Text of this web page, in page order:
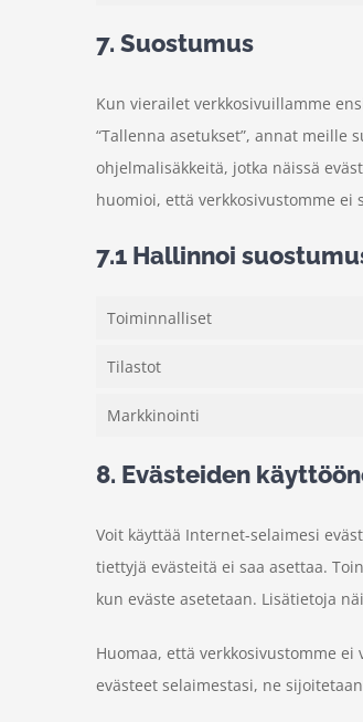
7. Suostumus
Kun vierailet verkkosivuillamme
“Tallenna asetukset”, annat meille
ohjelmalisäkkeitä, jotka näissä
huomioi, että verkkosivustomme
7.1 Hallinnoi
Toiminnalliset
Tilastot
Markkinointi
8. Evästeiden
Voit käyttää Internet-selaimesi
tiettyjä evästeitä ei saa asettaa.
kun eväste asetetaan. Lisätietoja
Huomaa, että verkkosivustomme
evästeet selaimestasi, ne